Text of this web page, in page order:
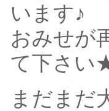
います♪
おみせが
て下さい
まだまだ